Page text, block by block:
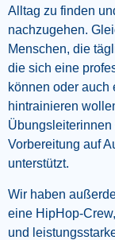
Alltag zu finden
nachzugehen.
Menschen, die
die sich eine
können oder auch
hintrainieren
Vorbereitung auf
unterstützt.
Wir haben
eine HipHop-
und